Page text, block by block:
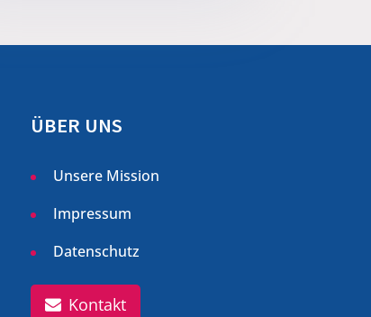
ÜBER UNS
Unsere Mission
Impressum
Datenschutz
Kontakt